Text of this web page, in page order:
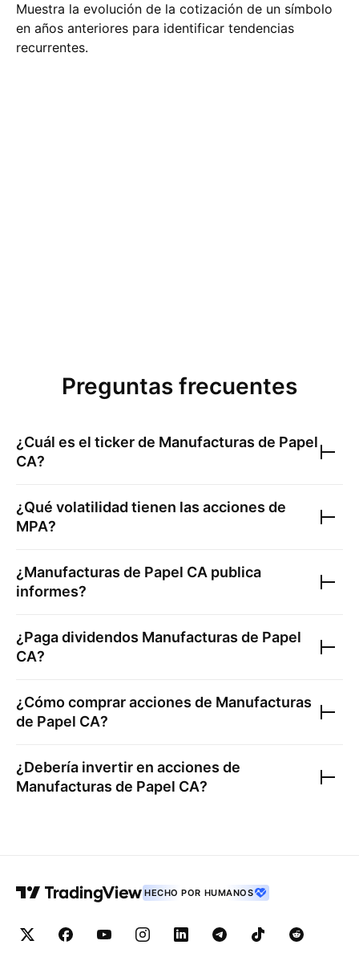
Muestra la evolución de la cotización de un símbolo
en años anteriores para identificar tendencias
recurrentes.
Preguntas frecuentes
¿Cuál es el ticker de Manufacturas de Papel
CA?
¿Qué volatilidad tienen las acciones de
MPA?
¿Manufacturas de Papel CA publica
informes?
¿Paga dividendos Manufacturas de Papel
CA?
¿Cómo comprar acciones de Manufacturas
de Papel CA?
¿Debería invertir en acciones de
Manufacturas de Papel CA?
HECHO POR HUMANOS